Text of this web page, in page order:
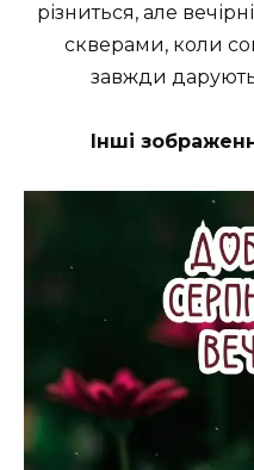
різниться, але
скверами, коли
завжди
Інші